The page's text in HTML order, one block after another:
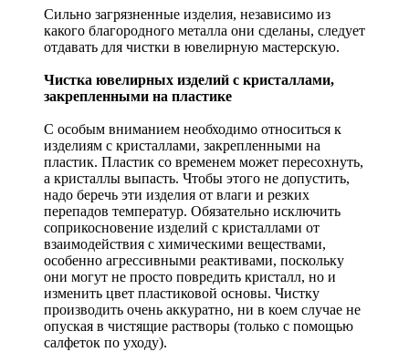
Сильно загрязненные изделия, независимо из
какого благородного металла они сделаны, следует
отдавать для чистки в ювелирную мастерскую.
Чистка ювелирных изделий с кристаллами,
закрепленными на пластике
С особым вниманием необходимо относиться к
изделиям с кристаллами, закрепленными на
пластик. Пластик со временем может пересохнуть,
а кристаллы выпасть. Чтобы этого не допустить,
надо беречь эти изделия от влаги и резких
перепадов температур. Обязательно исключить
соприкосновение изделий с кристаллами от
взаимодействия с химическими веществами,
особенно агрессивными реактивами, поскольку
они могут не просто повредить кристалл, но и
изменить цвет пластиковой основы. Чистку
производить очень аккуратно, ни в коем случае не
опуская в чистящие растворы (только с помощью
салфеток по уходу).